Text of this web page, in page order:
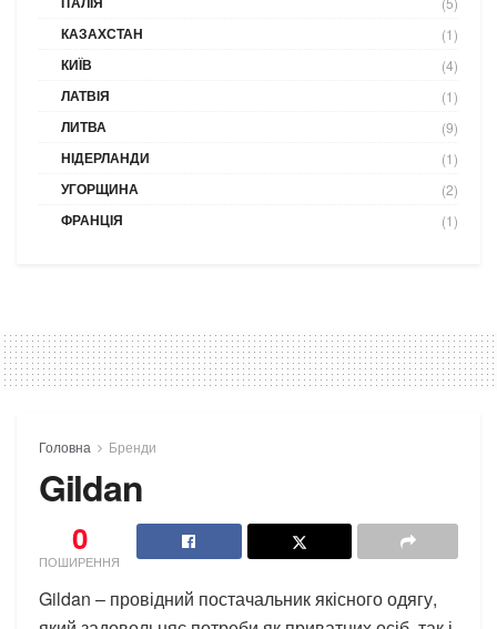
КАЗАХСТАН (1)
КИЇВ (4)
ЛАТВІЯ (1)
ЛИТВА (9)
НІДЕРЛАНДИ (1)
УГОРЩИНА (2)
ФРАНЦІЯ (1)
Головна Бренди
Gildan
0
ПОШИРЕННЯ
Gildan – провідний постачальник якісного одягу,